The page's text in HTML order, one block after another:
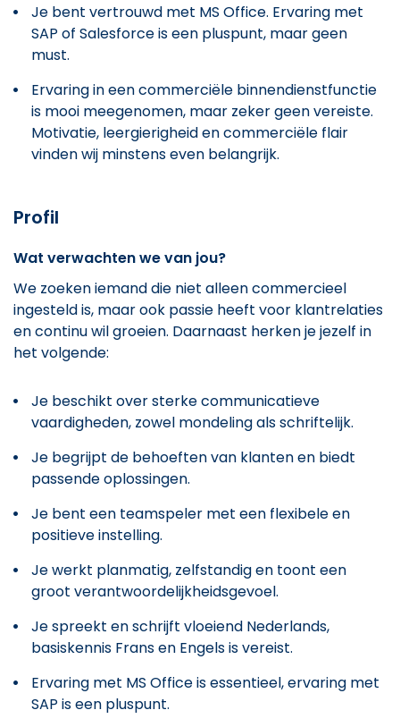
Je bent vertrouwd met MS Office. Ervaring met
SAP of Salesforce is een pluspunt, maar geen
must.
Ervaring in een commerciële binnendienstfunctie
is mooi meegenomen, maar zeker geen vereiste.
Motivatie, leergierigheid en commerciële flair
vinden wij minstens even belangrijk.
Profil
Wat verwachten we van jou?
We zoeken iemand die niet alleen commercieel
ingesteld is, maar ook passie heeft voor klantrelaties
en continu wil groeien. Daarnaast herken je jezelf in
het volgende:
Je beschikt over sterke communicatieve
vaardigheden, zowel mondeling als schriftelijk.
Je begrijpt de behoeften van klanten en biedt
passende oplossingen.
Je bent een teamspeler met een flexibele en
positieve instelling.
Je werkt planmatig, zelfstandig en toont een
groot verantwoordelijkheidsgevoel.
Je spreekt en schrijft vloeiend Nederlands,
basiskennis Frans en Engels is vereist.
Ervaring met MS Office is essentieel, ervaring met
SAP is een pluspunt.